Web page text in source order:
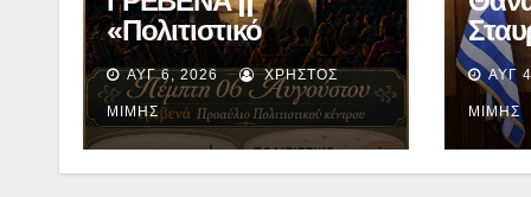
«Πολιτιστικό
Καλοκαίρι 2026» :
Θερινό Σινεμά με την
βραβευμένη ταινία
«Μικρές Ανάσες».
ΑΥΓ 6, 2026 ΧΡΉΣΤΟΣ
ΜΊΜΗΣ
ΑΥΓ
ΜΊΜΗΣ